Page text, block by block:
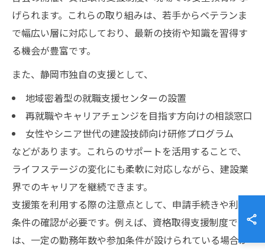
げられます。これらの取り組みは、若手からベテランま
で幅広い層に対応しており、最新の技術や知識を習得す
る機会が豊富です。
また、静岡市独自の支援として、
地域密着型の就職支援センターの設置
再就職やキャリアチェンジを目指す方向けの相談窓口
女性やシニア世代の建設技師向け研修プログラム
などがあります。これらのサポートを活用することで、
ライフステージの変化にも柔軟に対応しながら、建設業
界でのキャリアを継続できます。
支援策を利用する際の注意点として、申請手続きや利用
条件の確認が必要です。例えば、資格取得支援制度で
は、一定の勤務年数や参加条件が設けられている場合が